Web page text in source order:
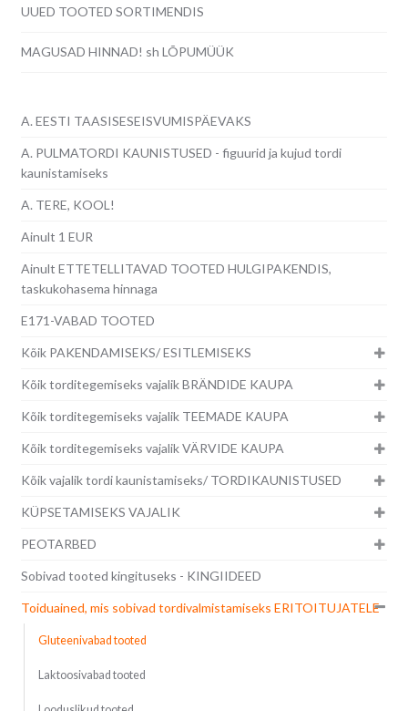
UUED TOOTED SORTIMENDIS
MAGUSAD HINNAD! sh LÕPUMÜÜK
A. EESTI TAASISESEISVUMISPÄEVAKS
A. PULMATORDI KAUNISTUSED - figuurid ja kujud tordi
kaunistamiseks
A. TERE, KOOL!
Ainult 1 EUR
Ainult ETTETELLITAVAD TOOTED HULGIPAKENDIS,
taskukohasema hinnaga
E171-VABAD TOOTED
Kõik PAKENDAMISEKS/ ESITLEMISEKS
Kõik torditegemiseks vajalik BRÄNDIDE KAUPA
Kõik torditegemiseks vajalik TEEMADE KAUPA
Kõik torditegemiseks vajalik VÄRVIDE KAUPA
Kõik vajalik tordi kaunistamiseks/ TORDIKAUNISTUSED
KÜPSETAMISEKS VAJALIK
PEOTARBED
Sobivad tooted kingituseks - KINGIIDEED
Toiduained, mis sobivad tordivalmistamiseks ERITOITUJATELE
Gluteenivabad tooted
Laktoosivabad tooted